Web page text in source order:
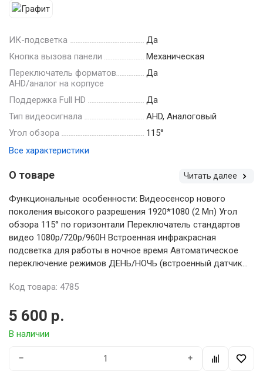
ИК-подсветка
Да
Кнопка вызова панели
Механическая
Переключатель форматов
AHD/аналог на корпусе
Да
Поддержка Full HD
Да
Тип видеосигнала
AHD, Аналоговый
Угол обзора
115°
Все характеристики
О товаре Читать далее
Функциональные особенности: Видеосенсор нового
поколения высокого разрешения 1920*1080 (2 Мп) Угол
обзора 115° по горизонтали Переключатель стандартов
видео 1080p/720p/960H Встроенная инфракрасная
подсветка для работы в ночное время Автоматическое
переключение режимов ДЕНЬ/НОЧЬ (встроенный датчик...
Код товара: 4785
5 600 р.
В наличии
− +